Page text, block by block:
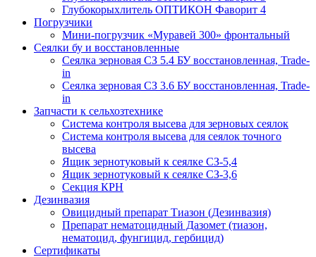
Глубокорыхлитель ОПТИКОН Фаворит 4
Погрузчики
Мини-погрузчик «Муравей 300» фронтальный
Сеялки бу и восстановленные
Сеялка зерновая СЗ 5.4 БУ восстановленная, Trade-
in
Сеялка зерновая СЗ 3.6 БУ восстановленная, Trade-
in
Запчасти к сельхозтехнике
Система контроля высева для зерновых сеялок
Система контроля высева для сеялок точного
высева
Ящик зернотуковый к сеялке СЗ-5,4
Ящик зернотуковый к сеялке СЗ-3,6
Секция КРН
Дезинвазия
Овицидный препарат Тиазон (Дезинвазия)
Препарат нематоцидный Дазомет (тиазон,
нематоцид, фунгицид, гербицид)
Сертификаты